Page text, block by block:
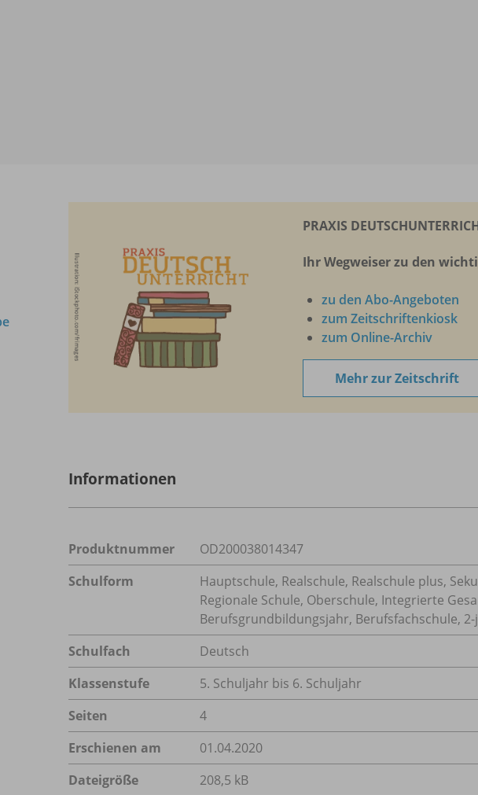
PRAXIS
Ihr Wegweiser zu den
zu den Abo-Angeboten
zum Zeitschriftenkiosk
zum Online-Archiv
Mehr zur Zeitschrift
Informationen
Produktnummer
OD200038014347
Schulform
Hauptschule, Realschule, Realschule plus,
Regionale Schule, Oberschule, Integrierte
Berufsgrundbildungsjahr, Berufsfachschule,
Schulfach
Deutsch
Klassenstufe
5. Schuljahr bis 6. Schuljahr
Seiten
4
Erschienen am
01.04.2020
Dateigröße
208,5 kB